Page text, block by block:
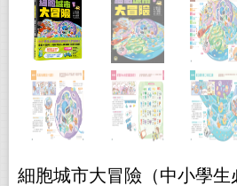
細胞城市大冒險（中小學生